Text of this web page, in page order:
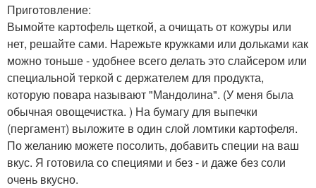
Приготовление:
Вымойте картофель щеткой, а очищать от кожуры или
нет, решайте сами. Нарежьте кружками или дольками как
можно тоньше - удобнее всего делать это слайсером или
специальной теркой с держателем для продукта,
которую повара называют "Мандолина". (У меня была
обычная овощечистка. ) На бумагу для выпечки
(пергамент) выложите в один слой ломтики картофеля.
По желанию можете посолить, добавить специи на ваш
вкус. Я готовила со специями и без - и даже без соли
очень вкусно.